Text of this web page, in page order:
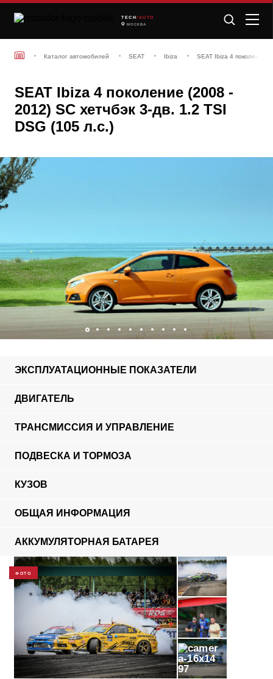
TECH /AUTO
МОСКВА
Каталог автомобилей SEAT Ibiza SEAT Ibiza 4 поколение
SEAT Ibiza 4 поколение (2008 -
2012) SC хетчбэк 3-дв. 1.2 TSI
DSG (105 л.с.)
ЭКСПЛУАТАЦИОННЫЕ ПОКАЗАТЕЛИ
ДВИГАТЕЛЬ
ТРАНСМИССИЯ И УПРАВЛЕНИЕ
ПОДВЕСКА И ТОРМОЗА
КУЗОВ
ОБЩАЯ ИНФОРМАЦИЯ
АККУМУЛЯТОРНАЯ БАТАРЕЯ
ФОТО
97